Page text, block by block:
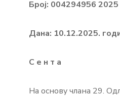
Број: 004294956 202
Дана: 10.12.2025.
С е н т а
На основу члана 29.